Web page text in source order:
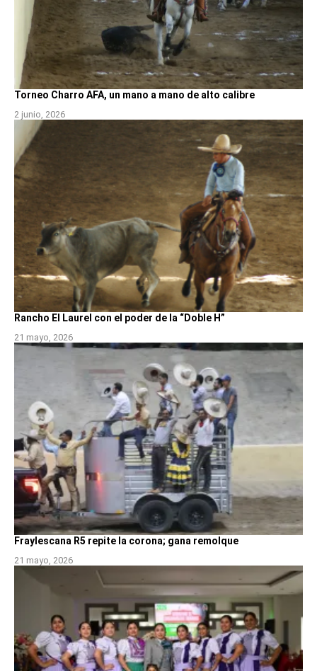
Torneo Charro AFA, un mano a mano de alto calibre
2 junio, 2026
Rancho El Laurel con el poder de la “Doble H”
21 mayo, 2026
Fraylescana R5 repite la corona; gana remolque
21 mayo, 2026